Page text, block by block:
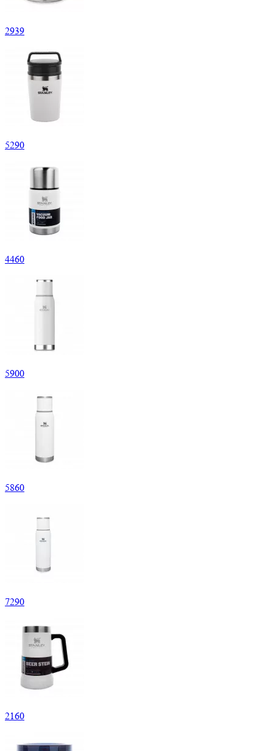
2939
5290
4460
5900
5860
7290
2160